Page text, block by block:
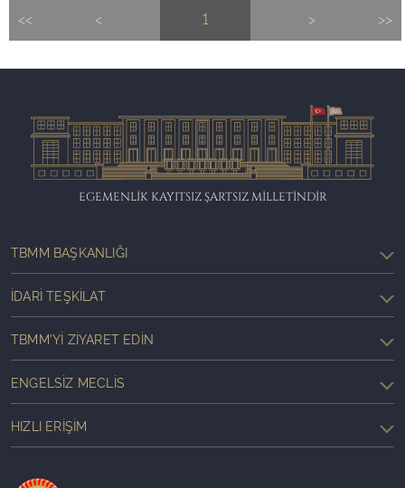
<< < 1 > >>
EGEMENLİK KAYITSIZ ŞARTSIZ MİLLETİNDİR
TBMM BAŞKANLIĞI
İDARI TEŞKILAT
TBMM'YI ZIYARET EDIN
ENGELSIZ MECLIS
HIZLI ERIŞIM